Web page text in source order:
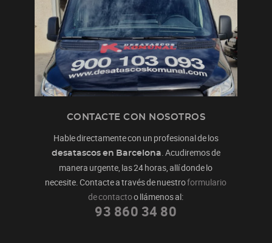
CONTACTE CON NOSOTROS
Hable directamente con un profesional de los
desatascos en Barcelona. Acudiremos de
manera urgente, las 24 horas, allí donde lo
necesite. Contacte a través de nuestroformulario
de contactoo llámenos al:
93 860 34 80